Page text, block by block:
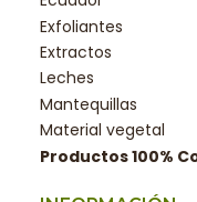
Exfoliantes
Extractos
Leches
Mantequillas
Material vegetal
Productos 100%